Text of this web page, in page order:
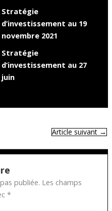
Stratégie
d’investissement au 19
novembre 2021
Stratégie
d’investissement au 27
juin
Article suivant→
publiée. Les champs
*